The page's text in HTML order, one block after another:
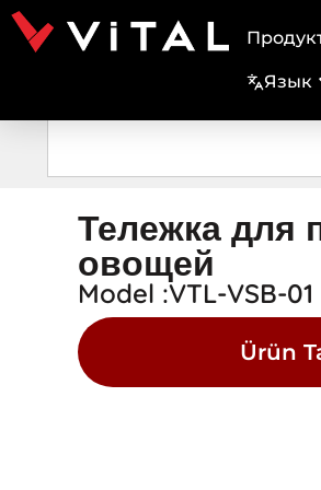
Язык
Тележка для
овощей
Model :VTL-VSB-01
Ürün